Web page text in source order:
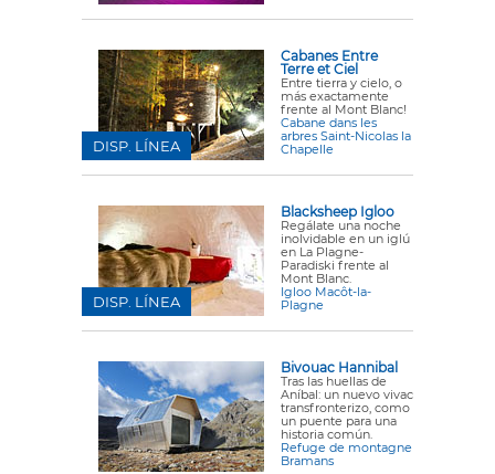
Cabanes Entre
Terre et Ciel
Entre tierra y cielo, o
más exactamente
frente al Mont Blanc!
Cabane dans les
arbres Saint-Nicolas la
Chapelle
DISP. LÍNEA
Blacksheep Igloo
Regálate una noche
inolvidable en un iglú
en La Plagne-
Paradiski frente al
Mont Blanc.
Igloo Macôt-la-
Plagne
DISP. LÍNEA
Bivouac Hannibal
Tras las huellas de
Aníbal: un nuevo vivac
transfronterizo, como
un puente para una
historia común.
Refuge de montagne
Bramans